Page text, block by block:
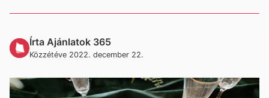
Írta Ajánlatok 365
Közzétéve 2022. december 22.